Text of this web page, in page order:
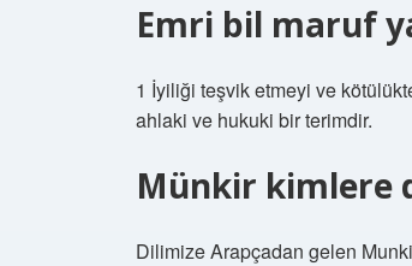
Emri bil maruf
1 İyiliği teşvik etmeyi ve
ahlaki ve hukuki bir terimdir.
Münkir kimlere
Dilimize Arapçadan gelen